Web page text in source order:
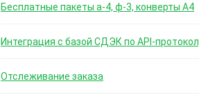
Бесплатные пакеты а-4, ф-3, конверты А4
Интеграция с базой СДЭК по API-
Отслеживание заказа